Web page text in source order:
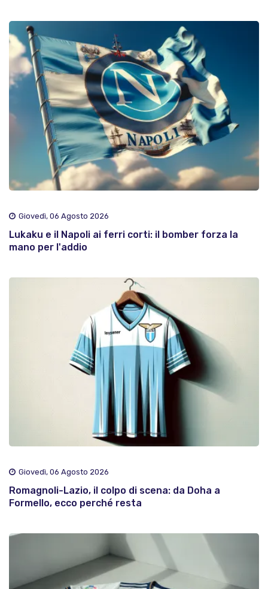
Giovedì, 06 Agosto 2026
Lukaku e il Napoli ai ferri corti: il bomber forza la
mano per l'addio
Giovedì, 06 Agosto 2026
Romagnoli-Lazio, il colpo di scena: da Doha a
Formello, ecco perché resta